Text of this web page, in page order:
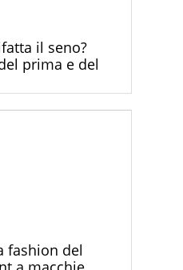
il seno?
prima e del
Choice Awards. Si è
fashion del